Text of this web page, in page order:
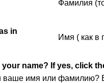
Фамилия
in
Имя ( как в
name? If yes, click
ваше имя или фамилию?